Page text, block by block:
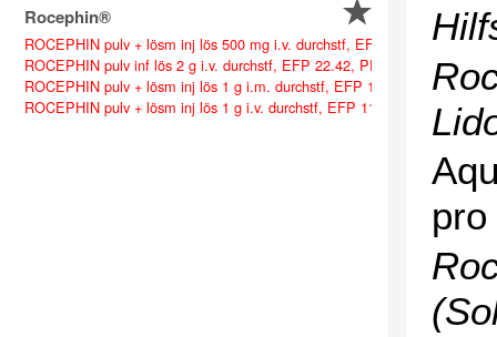
Rocephin®
ROCEPHIN pulv + lösm inj lös 500 mg i.v. durchstf, EFP 11.14, PP
ROCEPHIN pulv inf lös 2 g i.v. durchstf, EFP 22.42, PP 40.05 [A, SL,
ROCEPHIN pulv + lösm inj lös 1 g i.m. durchstf, EFP 11.21, PP 21.10
ROCEPHIN pulv + lösm inj lös 1 g i.v. durchstf, EFP 11.21, PP 21.10 [A,